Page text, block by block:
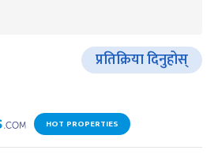
प्रतिक्रिया दिनुहोस्
HOT PROPERTIES